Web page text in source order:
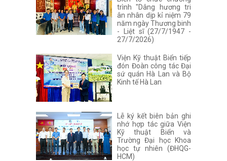
trình "Dâng hương tri
ân nhân dịp kỉ niệm 79
năm ngày Thương binh
- Liệt sĩ (27/7/1947 -
27/7/2026)
Viện Kỹ thuật Biển tiếp
đón Đoàn công tác Đại
sứ quán Hà Lan và Bộ
Kinh tế Hà Lan
Lễ ký kết biên bản ghi
nhớ hợp tác giữa Viện
Kỹ thuật Biển và
Trường Đại học Khoa
học tự nhiên (ĐHQG-
HCM)